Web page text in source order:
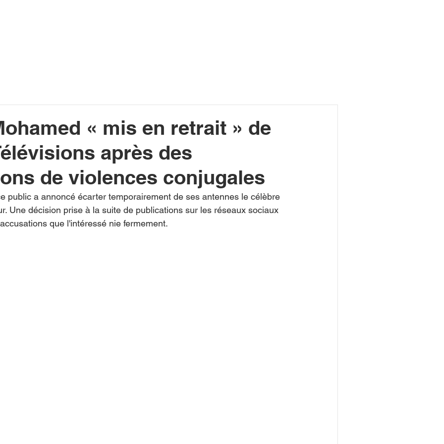
« mis en retrait » de
après des
de violences conjugales
public a annoncé écarter temporairement de ses antennes le célèbre
Une décision prise à la suite de publications sur les réseaux sociaux
que l'intéressé nie fermement.